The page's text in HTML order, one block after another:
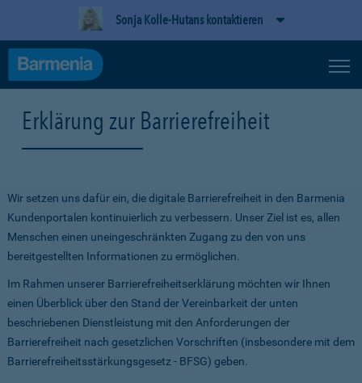
Sonja Kolle-Hutans kontaktieren
Erklärung zur Barrierefreiheit
Wir setzen uns dafür ein, die digitale Barrierefreiheit in den Barmenia
Kundenportalen kontinuierlich zu verbessern. Unser Ziel ist es, allen
Menschen einen uneingeschränkten Zugang zu den von uns
bereitgestellten Informationen zu ermöglichen.
Im Rahmen unserer Barrierefreiheitserklärung möchten wir Ihnen
einen Überblick über den Stand der Vereinbarkeit der unten
beschriebenen Dienstleistung mit den Anforderungen der
Barrierefreiheit nach gesetzlichen Vorschriften (insbesondere mit dem
Barrierefreiheitsstärkungsgesetz - BFSG) geben.